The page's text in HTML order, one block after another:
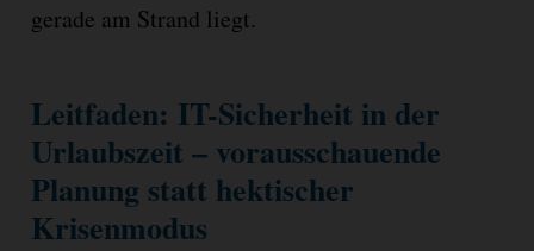
gerade am Strand liegt.
Leitfaden: IT-Sicherheit in der
Urlaubszeit – vorausschauende
Planung statt hektischer
Krisenmodus